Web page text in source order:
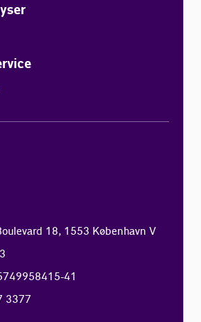
18, 1553 København V
41
3377